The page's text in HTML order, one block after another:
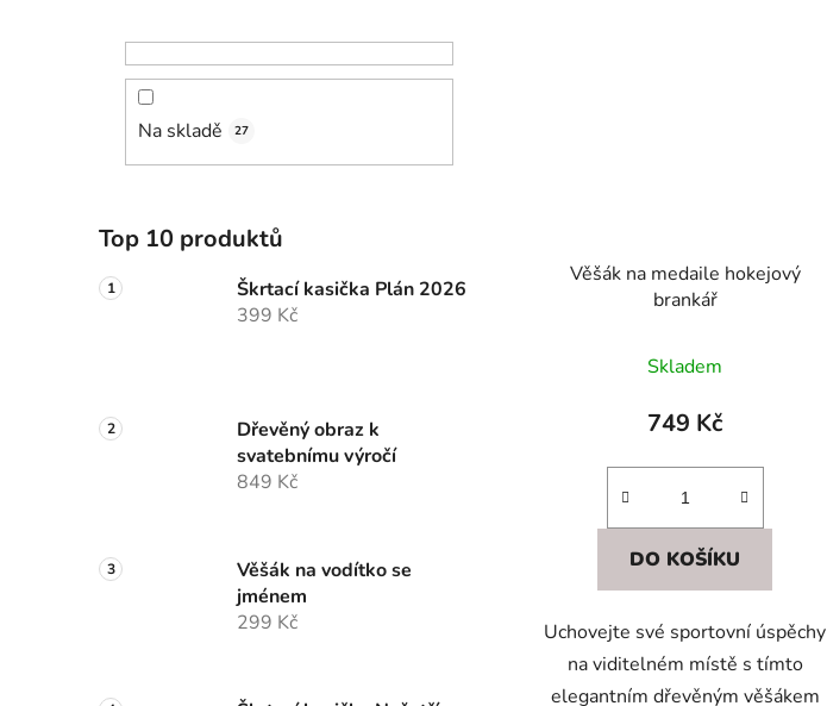
Na skladě 27
Top 10 produktů
Škrtací kasička Plán 2026
399 Kč
Dřevěný obraz k
svatebnímu výročí
849 Kč
Věšák na vodítko se
jménem
299 Kč
Věšák na medaile hokejový
brankář
Skladem
749 Kč
DO KOŠÍKU
Uchovejte své sportovní úspěchy
na viditelném místě s tímto
elegantním dřevěným věšákem